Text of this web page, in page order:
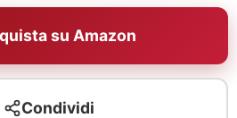
su Amazon
Condividi